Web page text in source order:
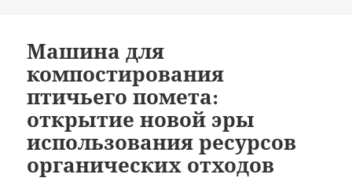
Машина для
компостирования
птичьего помета:
открытие новой эры
использования ресурсов
органических отходов